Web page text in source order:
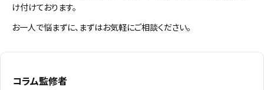
け付けております。
お一人で悩まずに、まずはお気軽にご相談ください。
コラム監修者